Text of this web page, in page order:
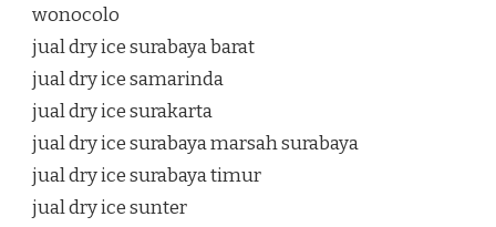
wonocolo
jual dry ice surabaya barat
jual dry ice samarinda
jual dry ice surakarta
jual dry ice surabaya marsah surabaya
jual dry ice surabaya timur
jual dry ice sunter